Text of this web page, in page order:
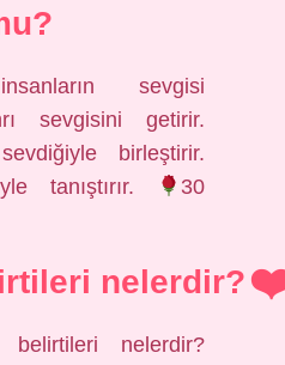
sevgisi
sevgisini getirir.
birleştirir.
tanıştırır.
30
nelerdir?
belirtileri nelerdir?